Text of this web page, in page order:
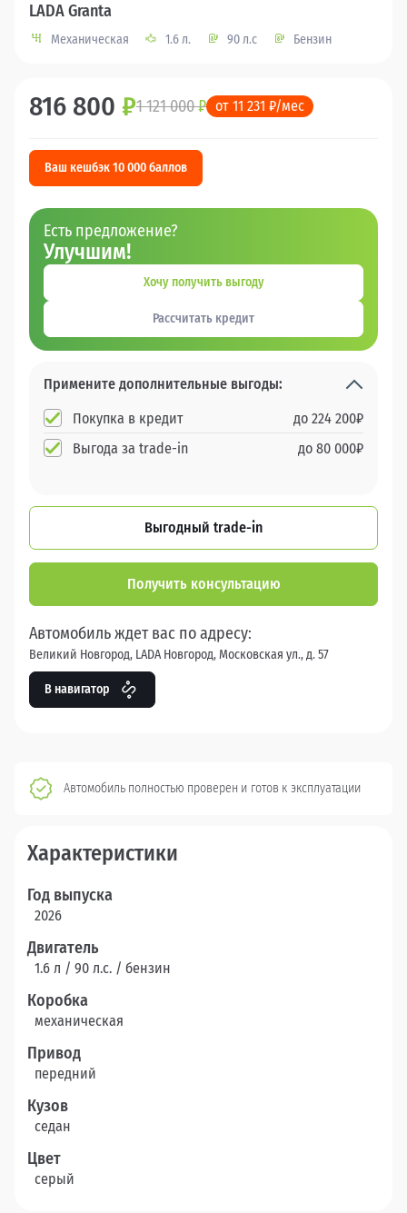
LADA Granta
Механическая 1.6 л. 90 л.с Бензин
816 800 ₽1 121 000₽ от 11 231 ₽/мес
Ваш кешбэк 10 000 баллов
Есть предложение?
Улучшим!
Хочу получить выгоду
Рассчитать кредит
Примените дополнительные выгоды:
Покупка в кредит
до 224 200₽
Выгода за trade-in
до 80 000₽
Выгодный trade-in
Получить консультацию
Автомобиль ждет вас по адресу:
Великий Новгород, LADA Новгород, Московская ул., д. 57
В навигатор
Автомобиль полностью проверен и готов к эксплуатации
Характеристики
Год выпуска
2026
Двигатель
1.6 л / 90 л.c. / бензин
Коробка
механическая
Привод
передний
Кузов
седан
Цвет
серый